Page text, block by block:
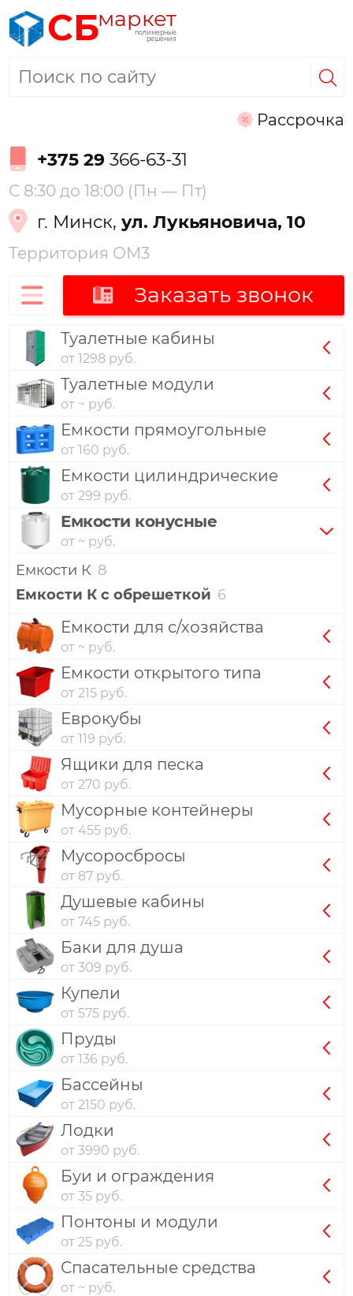
СБмаркет
полимерные
решения
Рассрочка
+375 29 366-63-31
С 8:30 до 18:00 (Пн — Пт)
г. Минск,ул. Лукьяновича, 10
Территория ОМ3
Заказать звонок
Туалетные кабины
от 1298 руб.
Туалетные модули
от ~ руб.
Емкости прямоугольные
от 160 руб.
Емкости цилиндрические
от 299 руб.
Емкости конусные
от ~ руб.
Емкости К 8
Емкости К с обрешеткой 6
Емкости для с/хозяйства
от ~ руб.
Емкости открытого типа
от 215 руб.
Еврокубы
от 119 руб.
Ящики для песка
от 270 руб.
Мусорные контейнеры
от 455 руб.
Мусоросбросы
от 87 руб.
Душевые кабины
от 745 руб.
Баки для душа
от 309 руб.
Купели
от 575 руб.
Пруды
от 136 руб.
Бассейны
от 2150 руб.
Лодки
от 3990 руб.
Буи и ограждения
от 35 руб.
Понтоны и модули
от 25 руб.
Спасательные средства
от ~ руб.